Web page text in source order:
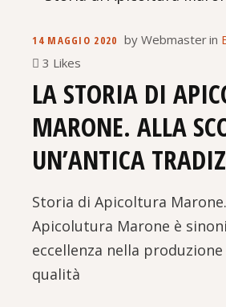
14 MAGGIO 2020 by Webmasterin
3 Likes
LA STORIA DI
MARONE. ALLA
UN’ANTICA
Storia di Apicoltura
Apicolutura Marone è
eccellenza nella
qualità